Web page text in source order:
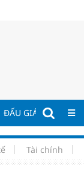
ĐẤU GIÁ - ĐẤU
Tài chính